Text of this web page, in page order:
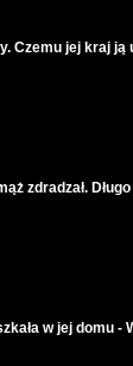
Czemu jej kraj ją
zdradzał.
w jej domu -